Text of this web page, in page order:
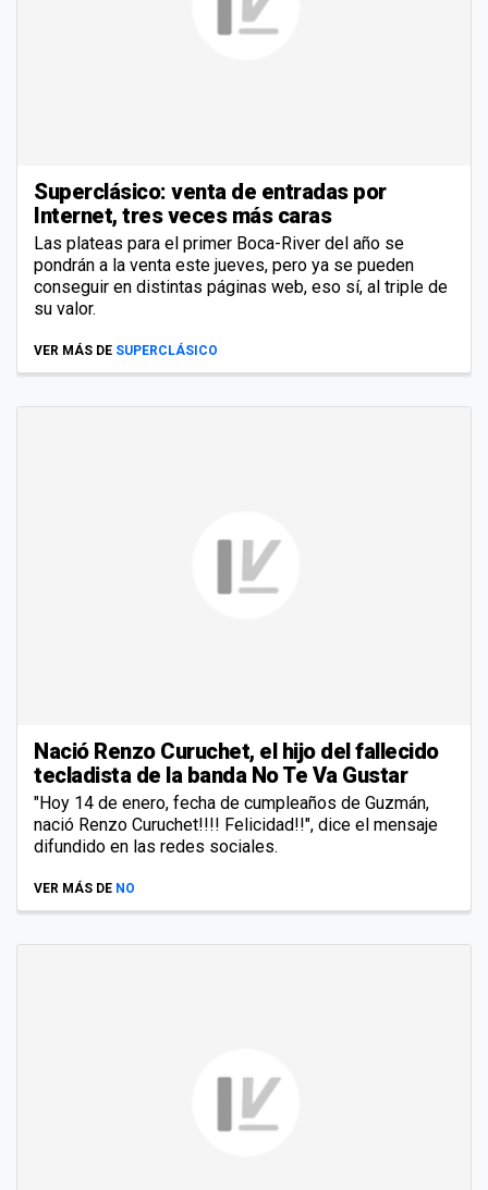
Superclásico: venta de entradas por
Internet, tres veces más caras
Las plateas para el primer Boca-River del año se
pondrán a la venta este jueves, pero ya se pueden
conseguir en distintas páginas web, eso sí, al triple de
su valor.
VER MÁS DE SUPERCLÁSICO
Nació Renzo Curuchet, el hijo del fallecido
tecladista de la banda No Te Va Gustar
"Hoy 14 de enero, fecha de cumpleaños de Guzmán,
nació Renzo Curuchet!!!! Felicidad!!", dice el mensaje
difundido en las redes sociales.
VER MÁS DE NO